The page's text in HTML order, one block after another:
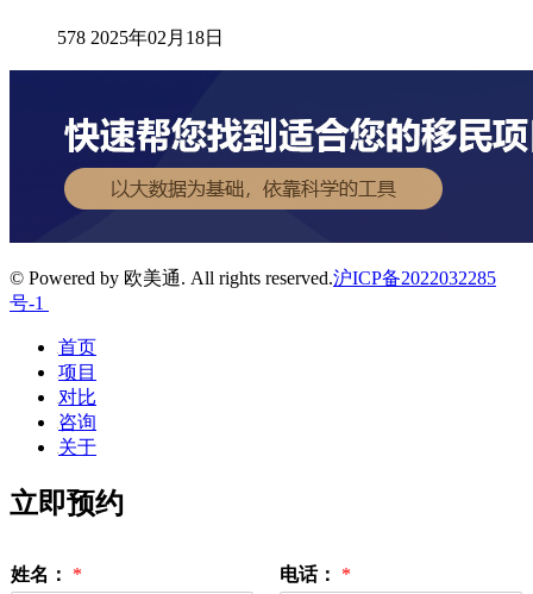
578 2025年02月18日
© Powered by 欧美通. All rights reserved.沪ICP备2022032285
号-1
首页
项目
对比
咨询
关于
立即预约
姓名： * 电话： *